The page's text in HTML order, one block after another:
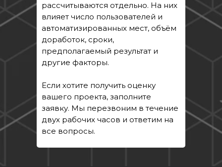
рассчитываются отдельно. На них
влияет число пользователей и
автоматизированных мест, объём
доработок, сроки,
предполагаемый результат и
другие факторы.
Если хотите получить оценку
вашего проекта, заполните
заявку. Мы перезвоним в течение
двух рабочих часов и ответим на
все вопросы.
Поможем выйти на новый
уровень управления c
современной ERP-системой
Узнать подробнее
Разворачиваем среду разработки и
трекинга. Обеспечим быстрые
доработки и сдачу пользователям
Сопровождение проектов